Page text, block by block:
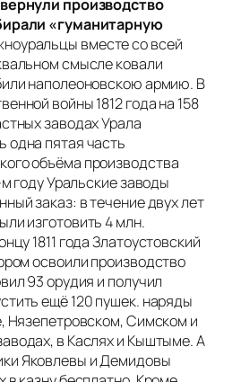
производство
«гуманитарную
вместе со всей
смысле ковали
наполеоновскою армию. В
войны 1812 года на 158
заводах Урала
одна пятая часть
объёма производства
м году Уральские заводы
заказ: в течение двух лет
изготовить 4 млн.
1811 года Златоустовский
освоили производство
93 орудия и получил
ещё 120 пушек. наряды
Нязепетровском, Симском и
в Каслях и Кыштыме. А
Яковлевы и Демидовы